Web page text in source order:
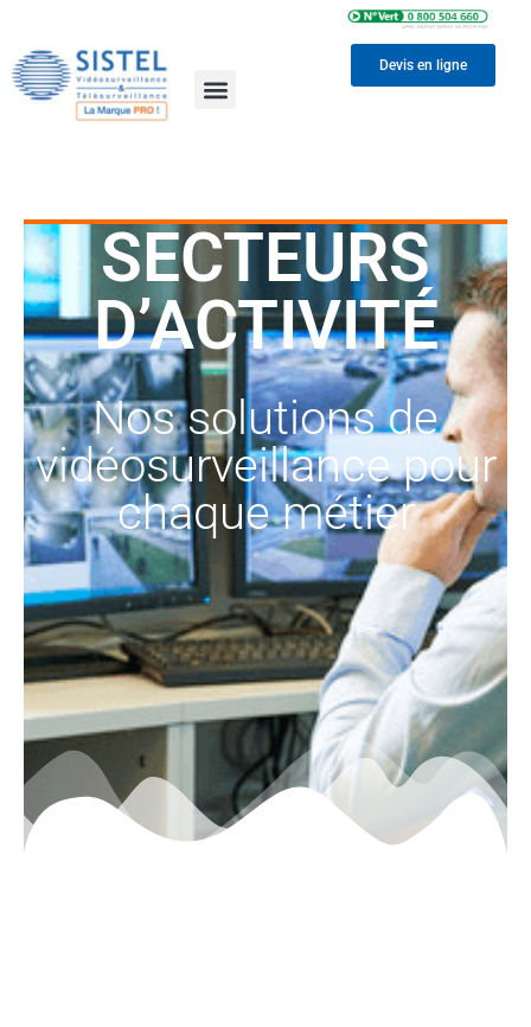
Devis en ligne
SECTEURS
D’ACTIVITÉ
Nos solutions de
vidéosurveillance pour
chaque métier